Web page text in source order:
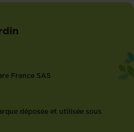
France SAS
déposée et utilisée sous